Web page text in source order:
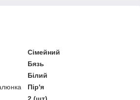
Сімейний
Бязь
Білий
Пір'я
2 (шт)